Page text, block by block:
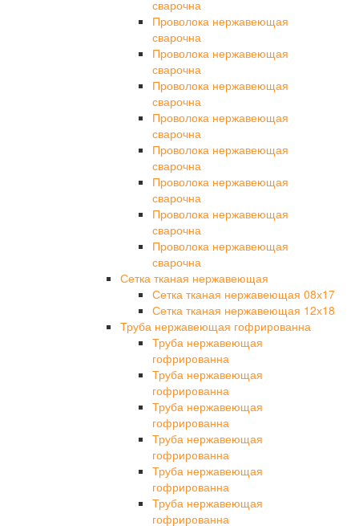
сварочна
Проволока нержавеющая
сварочна
Проволока нержавеющая
сварочна
Проволока нержавеющая
сварочна
Проволока нержавеющая
сварочна
Проволока нержавеющая
сварочна
Проволока нержавеющая
сварочна
Проволока нержавеющая
сварочна
Проволока нержавеющая
сварочна
Сетка тканая нержавеющая
Сетка тканая нержавеющая 08х17
Сетка тканая нержавеющая 12х18
Труба нержавеющая гофрированна
Труба нержавеющая
гофрированна
Труба нержавеющая
гофрированна
Труба нержавеющая
гофрированна
Труба нержавеющая
гофрированна
Труба нержавеющая
гофрированна
Труба нержавеющая
гофрированна